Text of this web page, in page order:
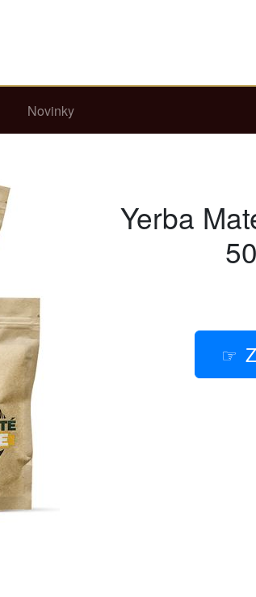
Novinky
Yerba